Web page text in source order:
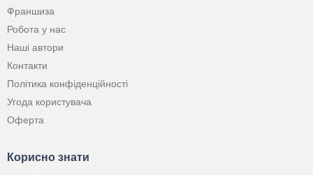
Франшиза
Робота у нас
Наші автори
Контакти
Політика конфіденційності
Угода користувача
Оферта
Корисно знати